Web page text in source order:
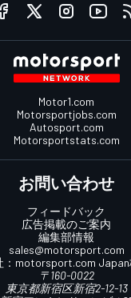
Motor1.com
Motorsportjobs.com
Autosport.com
Motorsportstats.com
お問い合わせ
フィードバック
広告掲載のご案内
編集部情報
sales@motorsport.com
motorsport.com
〒160-0022
東京都新宿区新宿2-12-13